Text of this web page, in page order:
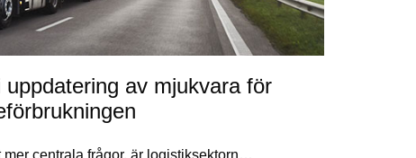
av mjukvara för